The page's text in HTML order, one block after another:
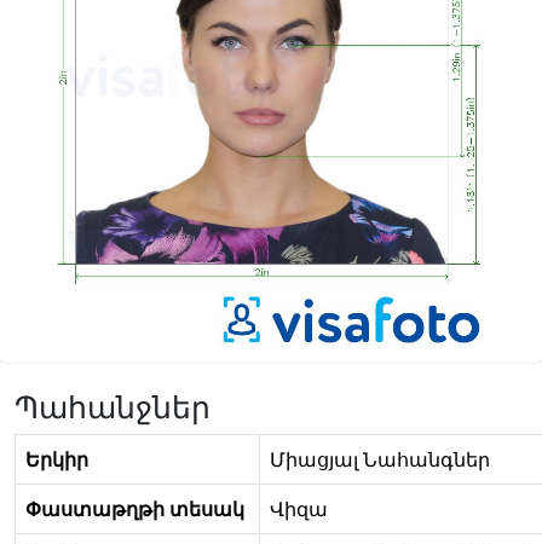
Պահանջներ
Երկիր
Միացյալ Նահանգներ
Փաստաթղթի տեսակ
Վիզա